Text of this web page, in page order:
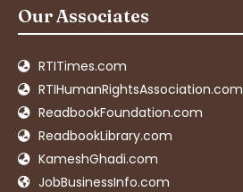
Our Associates
RTITimes.com
RTIHumanRightsAssociation.com
ReadbookFoundation.com
ReadbookLibrary.com
KameshGhadi.com
JobBusinessInfo.com